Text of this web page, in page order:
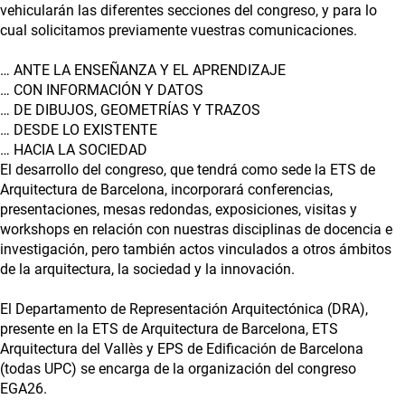
vehicularán las diferentes secciones del congreso, y para lo
cual solicitamos previamente vuestras comunicaciones.
… ANTE LA ENSEÑANZA Y EL APRENDIZAJE
… CON INFORMACIÓN Y DATOS
… DE DIBUJOS, GEOMETRÍAS Y TRAZOS
… DESDE LO EXISTENTE
… HACIA LA SOCIEDAD
El desarrollo del congreso, que tendrá como sede la ETS de
Arquitectura de Barcelona, incorporará conferencias,
presentaciones, mesas redondas, exposiciones, visitas y
workshops en relación con nuestras disciplinas de docencia e
investigación, pero también actos vinculados a otros ámbitos
de la arquitectura, la sociedad y la innovación.
El Departamento de Representación Arquitectónica (DRA),
presente en la ETS de Arquitectura de Barcelona, ETS
Arquitectura del Vallès y EPS de Edificación de Barcelona
(todas UPC) se encarga de la organización del congreso
EGA26.